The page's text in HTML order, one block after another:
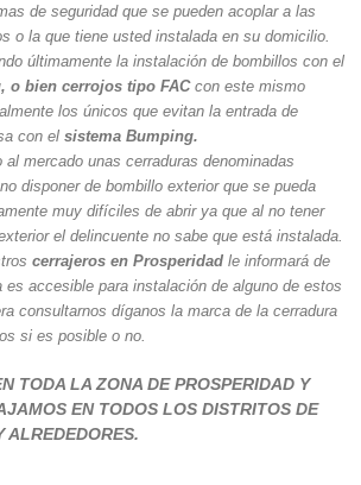
de seguridad que se pueden acoplar a las
o la que tiene usted instalada en su domicilio.
últimamente la instalación de bombillos con el
o bien cerrojos tipo FACcon este mismo
los únicos que evitan la entrada de
con el sistema Bumping.
al mercado unas cerraduras denominadas
disponer de bombillo exterior que se pueda
muy difíciles de abrir ya que al no tener
el delincuente no sabe que está instalada.
cerrajeros en Prosperidad le informará de
accesible para instalación de alguno de estos
consultarnos díganos la marca de la cerradura
si es posible o no.
TODA LA ZONA DE PROSPERIDAD Y
EN TODOS LOS DISTRITOS DE
ALREDEDORES.